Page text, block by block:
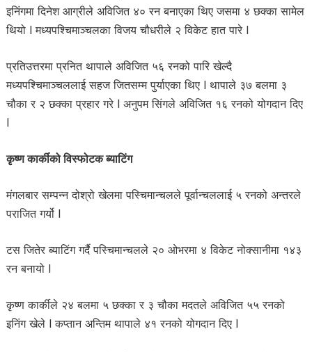
इनिंगमा दिनेश आग्रीले अविजित ४० रन बनाएका थिए जसमा ४ छक्का सामेल
थियो l मध्यपश्चिमाञ्चलका विजय चौधरीले २ विकेट हात पारे l
प्रतिउत्तरमा प्रनित थापाले अविजित ५६ रनको पारि खेल्दै
मध्यपश्चिमाञ्चललाई सहज जितसम्म पुर्याएका थिए l थापाले ३७ बलमा ३
चौका र २ छक्का प्रहार गरे l अनुपम सिंगले अविजित १६ रनको योगदान दिए
l
कृष्ण कार्कीको विस्फोटक ब्याटिंग
मंगलबार सम्पन्न दोश्रो खेलमा पस्चिमान्चलले पूर्वान्चललाई ५ रनको अन्तरले
पराजित गर्यो l
टस जितेर ब्याटिंग गर्दै पस्चिमान्चलले २० ओभरमा ४ विकेट नोक्सानीमा १४३
रन बनायो l
कृष्ण कार्कीले २४ बलमा ५ छक्का र ३ चौका मदतले अविजित ५५ रनको
इनिंग खेले l कप्तान अन्तिम थापाले ४१ रनको योगदान दिए l